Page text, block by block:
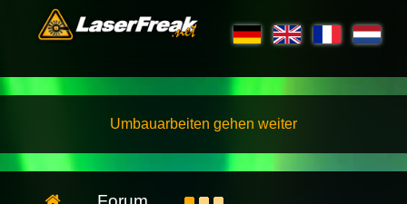
Umbauarbeiten gehen weiter